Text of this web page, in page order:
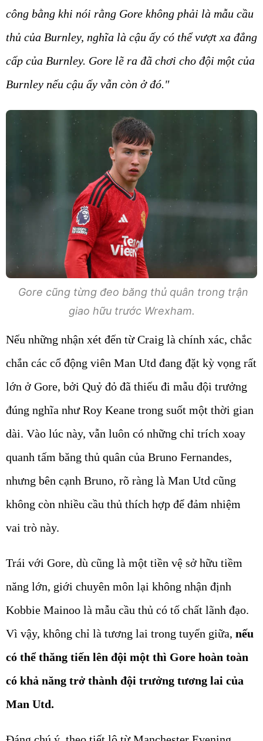
công bằng khi nói rằng Gore không phải là mẫu cầu
thủ của Burnley, nghĩa là cậu ấy có thể vượt xa đẳng
cấp của Burnley. Gore lẽ ra đã chơi cho đội một của
Burnley nếu cậu ấy vẫn còn ở đó."
Gore cũng từng đeo băng thủ quân trong trận
giao hữu trước Wrexham.
Nếu những nhận xét đến từ Craig là chính xác, chắc
chắn các cổ động viên Man Utd đang đặt kỳ vọng rất
lớn ở Gore, bởi Quỷ đỏ đã thiếu đi mẫu đội trưởng
đúng nghĩa như Roy Keane trong suốt một thời gian
dài. Vào lúc này, vẫn luôn có những chỉ trích xoay
quanh tấm băng thủ quân của Bruno Fernandes,
nhưng bên cạnh Bruno, rõ ràng là Man Utd cũng
không còn nhiều cầu thủ thích hợp để đảm nhiệm
vai trò này.
Trái với Gore, dù cũng là một tiền vệ sở hữu tiềm
năng lớn, giới chuyên môn lại không nhận định
Kobbie Mainoo là mẫu cầu thủ có tố chất lãnh đạo.
Vì vậy, không chỉ là tương lai trong tuyến giữa, nếu
có thể thăng tiến lên đội một thì Gore hoàn toàn
có khả năng trở thành đội trưởng tương lai của
Man Utd.